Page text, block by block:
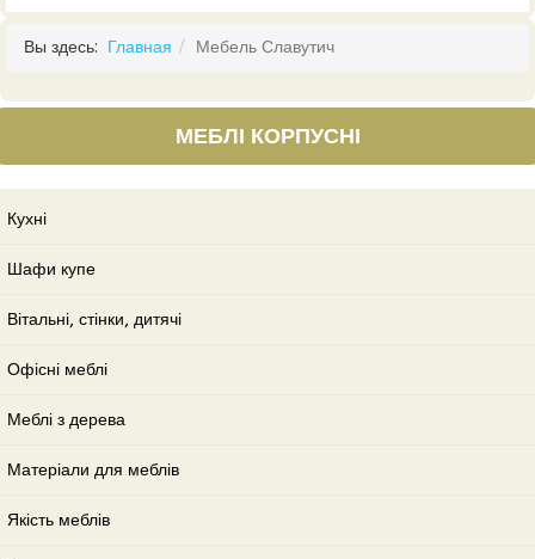
Вы здесь: Главная Мебель Славутич
МЕБЛІ КОРПУСНІ
Кухні
Шафи купе
Вітальні, стінки, дитячі
Офісні меблі
Меблі з дерева
Матеріали для меблів
Якість меблів